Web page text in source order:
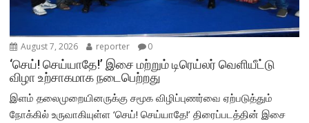
August 7, 2026 reporter 0
‘செய்! செய்யாதே!’ இசை மற்றும் டிரெய்லர் வெளியீட்டு
விழா உற்சாகமாக நடைபெற்றது
இளம் தலைமுறையினருக்கு சமூக விழிப்புணர்வை ஏற்படுத்தும்
நோக்கில் உருவாகியுள்ள ‘செய்! செய்யாதே!’ திரைப்படத்தின் இசை